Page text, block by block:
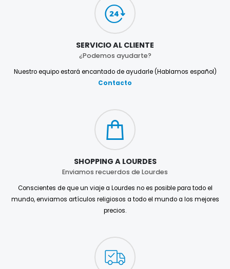
SERVICIO AL CLIENTE
¿Podemos ayudarte?
Nuestro equipo estará encantado de ayudarle (Hablamos español)
Contacto
SHOPPING A LOURDES
Enviamos recuerdos de Lourdes
Conscientes de que un viaje a Lourdes no es posible para todo el
mundo, enviamos artículos religiosos a todo el mundo a los mejores
precios.